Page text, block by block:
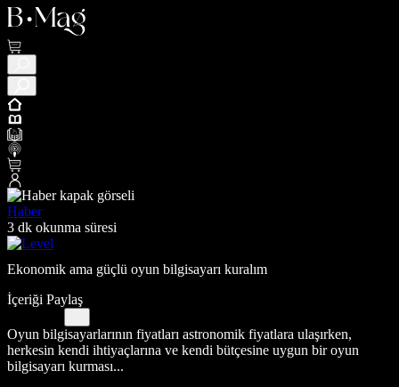
Haber
3 dk okunma süresi
Ekonomik ama güçlü oyun bilgisayarı kuralım
İçeriği Paylaş
Oyun bilgisayarlarının fiyatları astronomik fiyatlara ulaşırken,
herkesin kendi ihtiyaçlarına ve kendi bütçesine uygun bir oyun
bilgisayarı kurması...